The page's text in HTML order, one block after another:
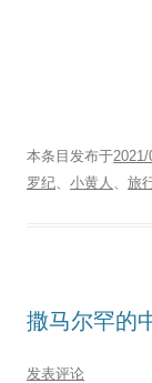
本条目发布于2021/
罗纪、 小黄人 、 旅
撒马尔罕的
发表评论